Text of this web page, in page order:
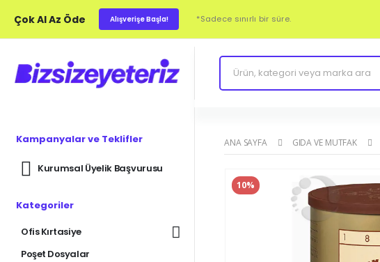
Çok Al Az Öde Alışverişe Başla! *Sadece sınırlı bir süre.
Kampanyalar ve Teklifler
Kurumsal Üyelik Başvurusu
Kategoriler
Ofis Kırtasiye
Poşet Dosyalar
ANA SAYFA GIDA VE MUTFAK
10%